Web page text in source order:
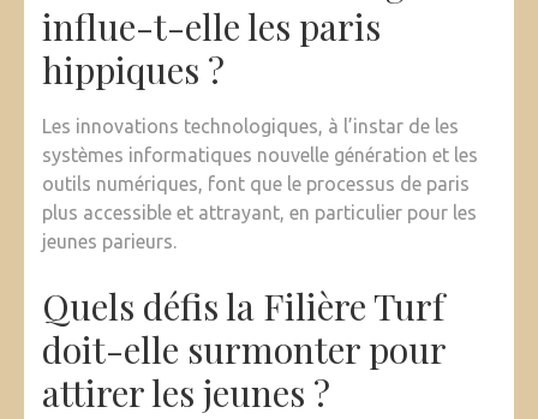
influe-t-elle les paris
hippiques ?
Les innovations technologiques, à l’instar de les
systèmes informatiques nouvelle génération et les
outils numériques, font que le processus de paris
plus accessible et attrayant, en particulier pour les
jeunes parieurs.
Quels défis la Filière Turf
doit-elle surmonter pour
attirer les jeunes ?